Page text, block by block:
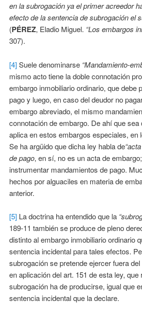
en la subrogación ya el primer acreedor
efecto de la sentencia de subrogación el
(PÉREZ, Eladio Miguel. “Los embargos
307).
[4]Suele denominarse “Mandamiento-
mismo acto tiene la doble connotación
embargo inmobiliario ordinario, que
pago y luego, en caso del deudor no
embargo abreviado, el mismo
connotación de embargo. De ahí que
aplica en estos embargos especiales,
Se ha argüido que dicha ley habla de
de pago, en sí, no es un acta de
instrumentar mandamientos de pago.
hechos por alguaciles en materia de
anterior.
[5] La doctrina ha entendido que la
189-11 también se produce de pleno
distinto al embargo inmobiliario ordinario
sentencia incidental para tales efectos.
subrogación se pretende ejercer fuera
en aplicación del art. 151 de esta ley,
subrogación ha de producirse, igual que
sentencia incidental que la declare.